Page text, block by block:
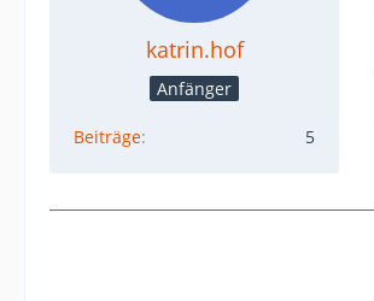
katrin.hof
Anfänger
Beiträge 5